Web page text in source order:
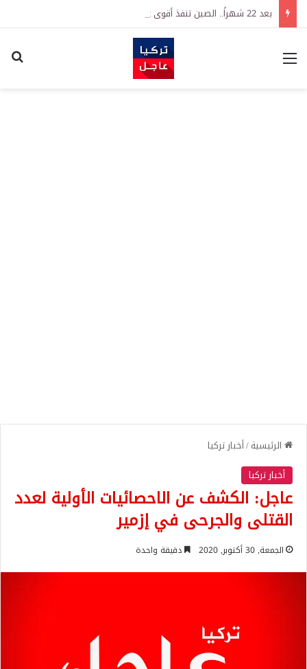
القائمة
الرئيسية/أخبار تركيا
أخبار تركيا
عاجل: الكشف عن الاحصائيات الأولية لعدد
القتلى والجرحى في إزمير
الجمعة, 30 أكتوبر, 2020 دقيقة واحدة